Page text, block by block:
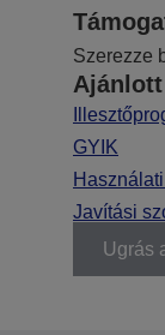
Szerezze
GYIK
Javítási
Ugrás